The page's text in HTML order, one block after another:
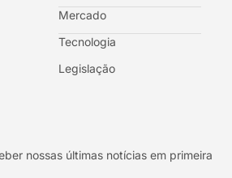
Mercado
Tecnologia
Legislação
nossas últimas notícias em primeira